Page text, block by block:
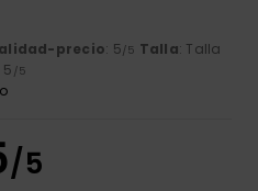
precio: 5/5 Talla: Talla
5 /5
/5